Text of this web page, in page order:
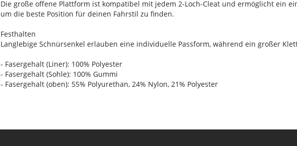
Die große offene Plattform ist kompatibel mit jedem 2-Loch-Cleat und ermöglicht ein
um die beste Position für deinen Fahrstil zu finden.
Festhalten
Langlebige Schnürsenkel erlauben eine individuelle Passform, während ein großer
- Fasergehalt (Liner): 100% Polyester
- Fasergehalt (Sohle): 100% Gummi
- Fasergehalt (oben): 55% Polyurethan, 24% Nylon, 21% Polyester